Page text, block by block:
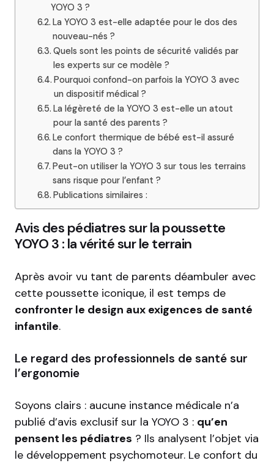
YOYO 3 ?
La YOYO 3 est-elle adaptée pour le dos des
nouveau-nés ?
Quels sont les points de sécurité validés par
les experts sur ce modèle ?
Pourquoi confond-on parfois la YOYO 3 avec
un dispositif médical ?
La légèreté de la YOYO 3 est-elle un atout
pour la santé des parents ?
Le confort thermique de bébé est-il assuré
dans la YOYO 3 ?
Peut-on utiliser la YOYO 3 sur tous les terrains
sans risque pour l’enfant ?
Publications similaires :
Avis des pédiatres sur la poussette
YOYO 3 : la vérité sur le terrain
Après avoir vu tant de parents déambuler avec
cette poussette iconique, il est temps de
confronter le design aux exigences de santé
infantile.
Le regard des professionnels de santé sur
l’ergonomie
Soyons clairs : aucune instance médicale n’a
publié d’avis exclusif sur la YOYO 3 : qu’en
pensent les pédiatres ? Ils analysent l’objet via
le développement psychomoteur. Le confort du